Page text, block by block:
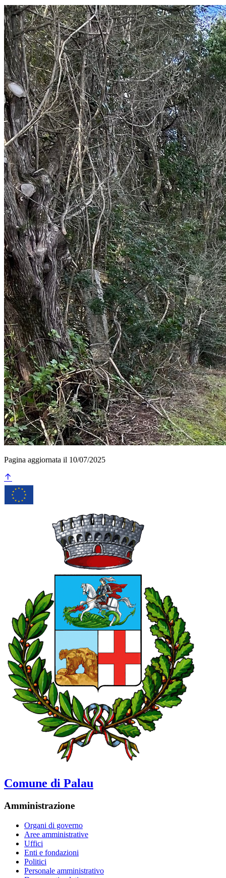
Pagina aggiornata il 10/07/2025
Comune di Palau
Amministrazione
Organi di governo
Aree amministrative
Uffici
Enti e fondazioni
Politici
Personale amministrativo